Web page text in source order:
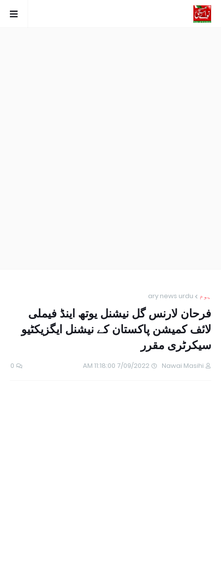
ہوم ary news urdu
فرحان لارنس گل نیشنل یوتھ اینڈ فیملی
لائف کمیشن پاکستان کے نیشنل ایگزیکٹیو
سیکرٹری مقرر
Nawai Masihi
7/09/2022 11:18:00 AM
0